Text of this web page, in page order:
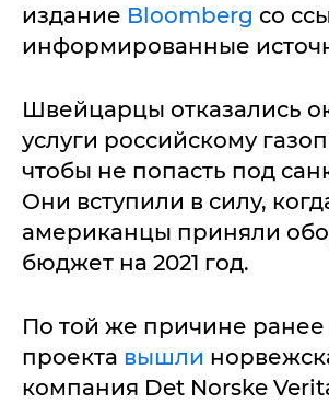
издание Bloomberg со
информированные
Швейцарцы отказались
услуги российскому
чтобы не попасть под
Они вступили в силу,
американцы приняли
бюджет на 2021 год.
По той же причине ранее
проекта вышли
компания Det Norske